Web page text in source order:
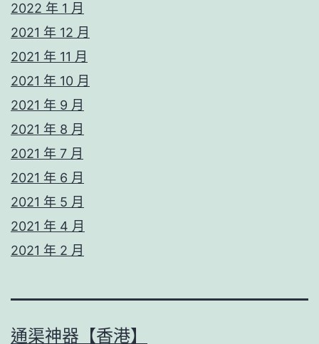
2022 年 1 月
2021 年 12 月
2021 年 11 月
2021 年 10 月
2021 年 9 月
2021 年 8 月
2021 年 7 月
2021 年 6 月
2021 年 5 月
2021 年 4 月
2021 年 2 月
通渠神器【香港】